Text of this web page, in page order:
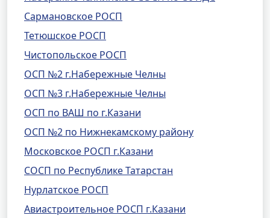
Сармановское РОСП
Тетюшское РОСП
Чистопольское РОСП
ОСП №2 г.Набережные Челны
ОСП №3 г.Набережные Челны
ОСП по ВАШ по г.Казани
ОСП №2 по Нижнекамскому району
Московское РОСП г.Казани
СОСП по Республике Татарстан
Нурлатское РОСП
Авиастроительное РОСП г.Казани